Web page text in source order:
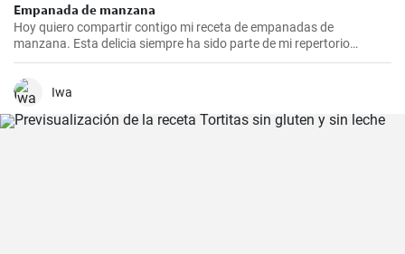
Empanada de manzana
Hoy quiero compartir contigo mi receta de empanadas de
manzana. Esta delicia siempre ha sido parte de mi repertorio
culinario. Me gusta hacerlas en epocas de frio para endulzar el
paladar y demostrar que no sólo las empanadas saladas pueden
hacerte feliz. Es un postre que nunca falla en las reuniones
disfrutes tanto como yo.
Iwa